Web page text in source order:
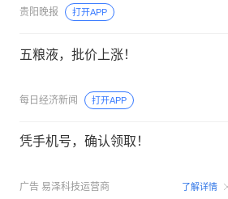
贵阳晚报 打开APP
五粮液，批价上涨！
每日经济新闻 打开APP
凭手机号，确认领取！
广告 易泽科技运营商 了解详情